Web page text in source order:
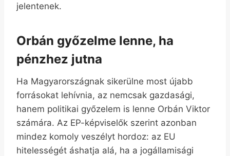
jelentenek.
Orbán győzelme lenne, ha
pénzhez jutna
Ha Magyarországnak sikerülne most újabb
forrásokat lehívnia, az nemcsak gazdasági,
hanem politikai győzelem is lenne Orbán Viktor
számára. Az EP-képviselők szerint azonban
mindez komoly veszélyt hordoz: az EU
hitelességét áshatja alá, ha a jogállamisági